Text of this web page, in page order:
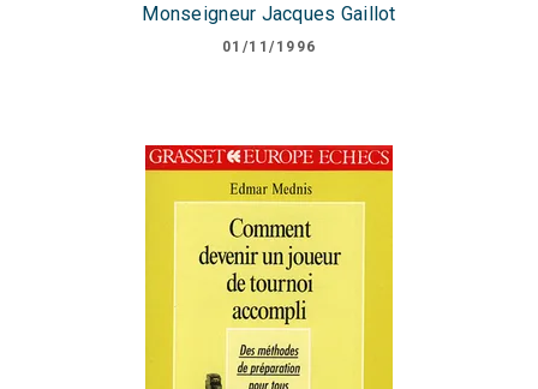
Monseigneur Jacques Gaillot
01/11/1996